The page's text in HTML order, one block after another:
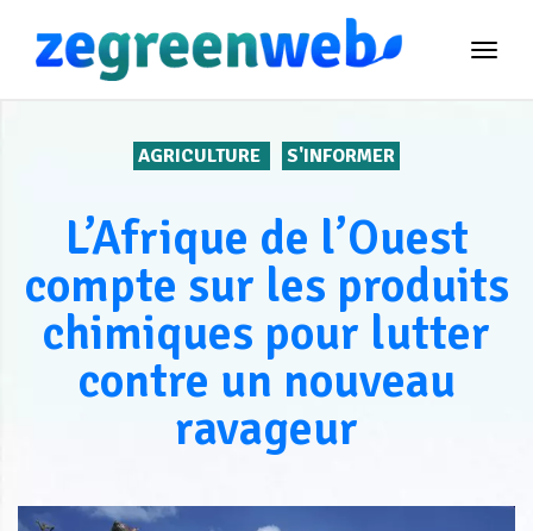
AGRICULTURE S'INFORMER
L’Afrique de l’Ouest
compte sur les produits
chimiques pour lutter
contre un nouveau
ravageur